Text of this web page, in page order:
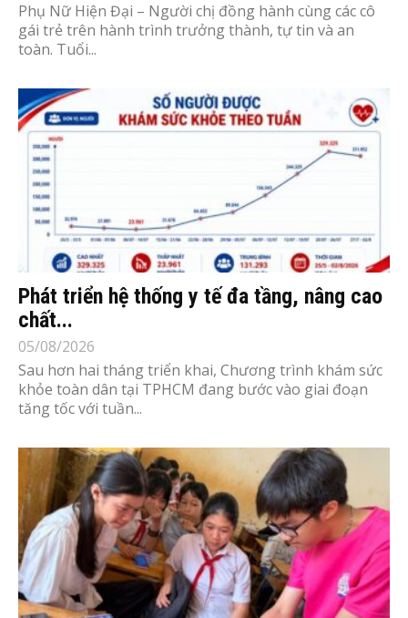
Phụ Nữ Hiện Đại – Người chị đồng hành cùng các cô
gái trẻ trên hành trình trưởng thành, tự tin và an
toàn. Tuổi...
Phát triển hệ thống y tế đa tầng, nâng cao
chất...
05/08/2026
Sau hơn hai tháng triển khai, Chương trình khám sức
khỏe toàn dân tại TPHCM đang bước vào giai đoạn
tăng tốc với tuần...